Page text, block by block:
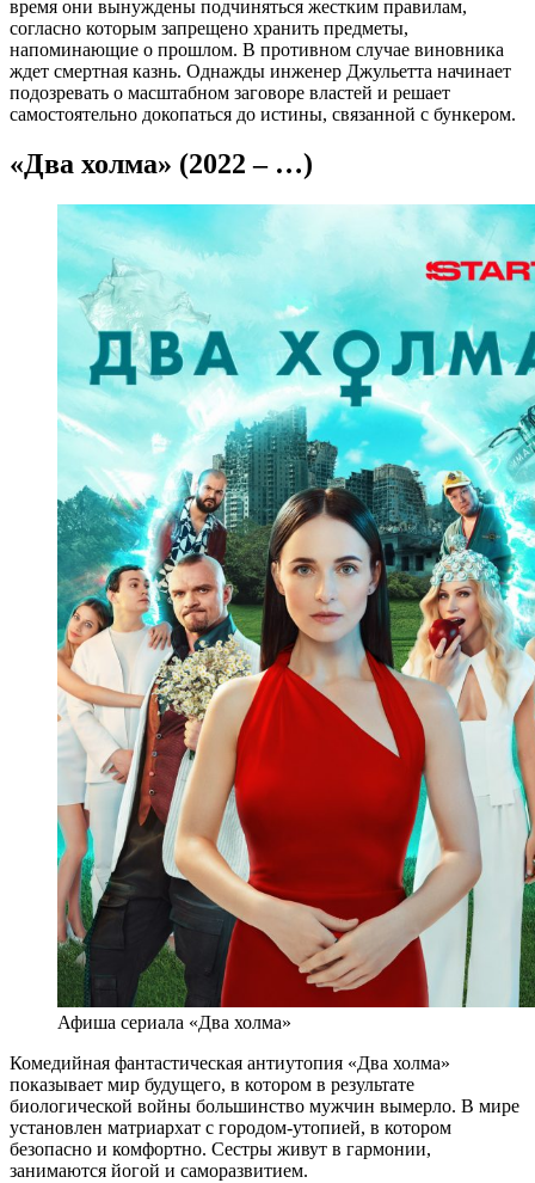
время они вынуждены подчиняться жестким правилам,
согласно которым запрещено хранить предметы,
напоминающие о прошлом. В противном случае виновника
ждет смертная казнь. Однажды инженер Джульетта начинает
подозревать о масштабном заговоре властей и решает
самостоятельно докопаться до истины, связанной с бункером.
«Два холма» (2022 – …)
Афиша сериала «Два холма»
Комедийная фантастическая антиутопия «Два холма»
показывает мир будущего, в котором в результате
биологической войны большинство мужчин вымерло. В мире
установлен матриархат с городом-утопией, в котором
безопасно и комфортно. Сестры живут в гармонии,
занимаются йогой и саморазвитием.